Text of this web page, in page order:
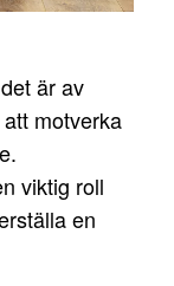
är av
motverka
viktig roll
en